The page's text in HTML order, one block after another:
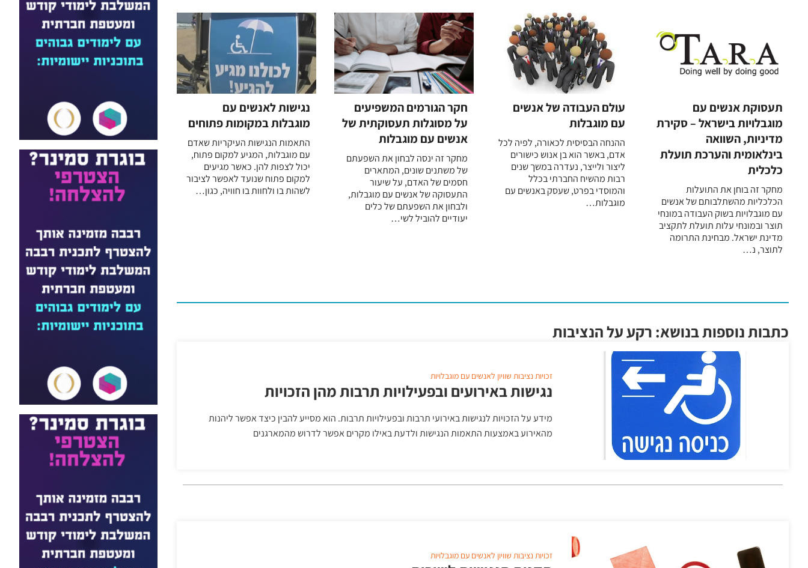
תעסוקת אנשים עם
מוגבלויות בישראל – סקירת
מדיניות, השוואה
בינלאומית והערכת תועלת
כלכלית
מחקר זה בוחן את התועלות
הכלכליות מהשתלבותם של אנשים
עם מוגבלויות בשוק העבודה במונחי
תוצר ובמונחי עלות תועלת לתקציב
מדינת ישראל. מבחינת התרומה
לתוצר, נ…
עולם העבודה של אנשים
עם מוגבלות
ההנחה הבסיסית לכאורה, לפיה לכל
אדם, באשר הוא בן אנוש כישורים
ליצור ולייצר, נעדרה במשך שנים
רבות מהשיח החברתי בכלל
והמוסדי בפרט, שעסק באנשים עם
מוגבלות…
חקר הגורמים המשפיעים
על מסוגלות תעסוקתית של
אנשים עם מוגבלות
מחקר זה ינסה לבחון את השפעתם
של משתנים שונים, המתארים
חסמים של האדם, על שיעור
התעסוקה של אנשים עם מוגבלות,
ולבחון את השפעתם של כלים
יעודיים להוביל לשי…
נגישות לאנשים עם
מוגבלות במקומות פתוחים
התאמות הנגישות העיקריות שאדם
עם מוגבלות, המגיע למקום פתוח,
יכול לצפות להן. כאשר מגיעים
למקום פתוח שנועד לאפשר לציבור
לשהות בו ולחוות בו חוויה, כגון…
כתבות נוספות בנושא: רקע על הנציבות
זכויותנציבות שוויון לאנשים עם מוגבלויות
נגישות באירועים ובפעילויות תרבות מהן הזכויות
מידע על הזכויות לנגישות באירועי תרבות ובפעילויות תרבות. הוא מסייע להבין כיצד אפשר ליהנות
מהאירוע באמצעות התאמות הנגישות ולדעת באילו מקרים אפשר לדרוש מהמארגנים
זכויותנציבות שוויון לאנשים עם מוגבלויות